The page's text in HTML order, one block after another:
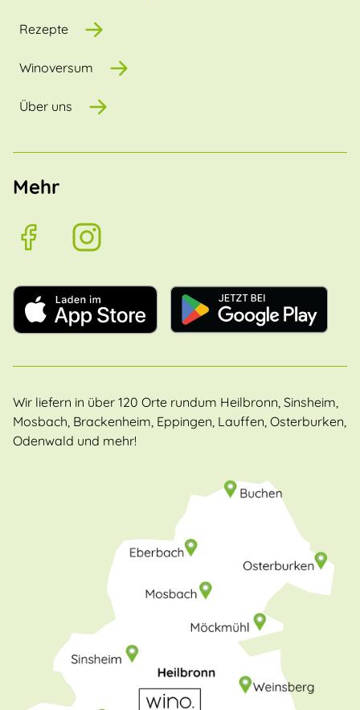
Rezepte
Winoversum
Über uns
Mehr
Wir liefern in über 120 Orte rundum Heilbronn, Sinsheim,
Mosbach, Brackenheim, Eppingen, Lauffen, Osterburken,
Odenwald und mehr!